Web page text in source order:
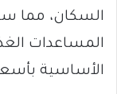
السكان، مما
المساعدات
الأساسية